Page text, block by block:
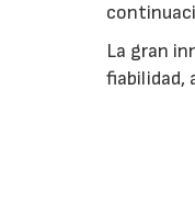
La gran
fiabilidad,